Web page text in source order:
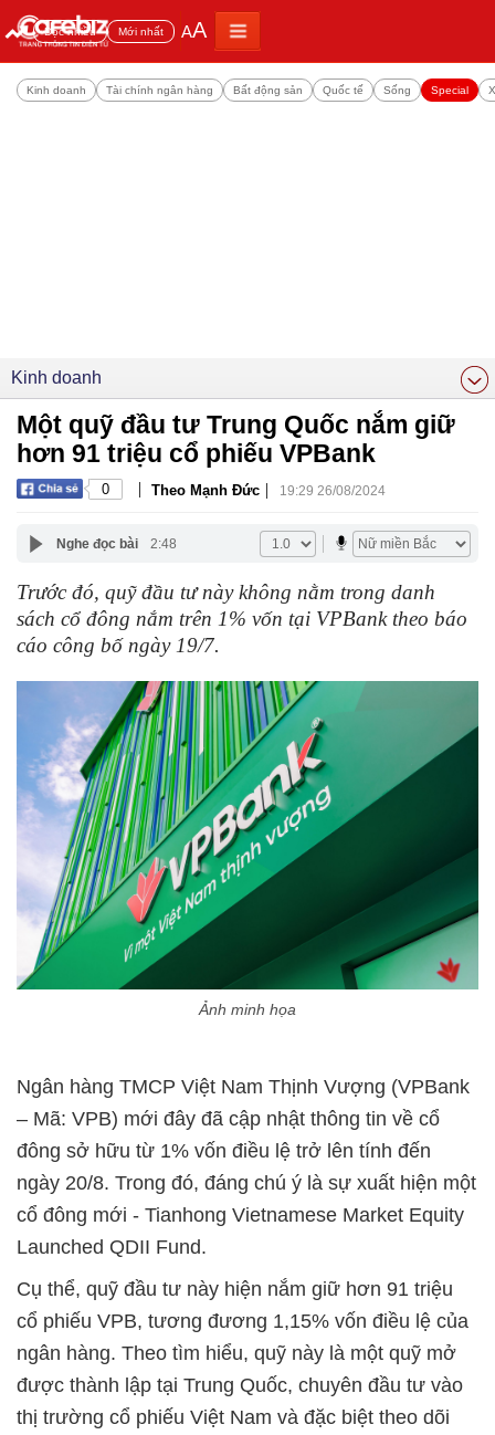
Đọc nhiều Mới nhất AA
Kinh doanh Tài chính ngân hàng Bất động sản Quốc tế Sống Special
Kinh doanh
Một quỹ đầu tư Trung Quốc nắm giữ
hơn 91 triệu cổ phiếu VPBank
0 | Theo Mạnh Đức | 19:29 26/08/2024
Nghe đọc bài 2:48
Trước đó, quỹ đầu tư này không nằm trong danh
sách cổ đông nắm trên 1% vốn tại VPBank theo báo
cáo công bố ngày 19/7.
Ảnh minh họa
Ngân hàng TMCP Việt Nam Thịnh Vượng (VPBank
– Mã: VPB) mới đây đã cập nhật thông tin về cổ
đông sở hữu từ 1% vốn điều lệ trở lên tính đến
ngày 20/8. Trong đó, đáng chú ý là sự xuất hiện một
cổ đông mới - Tianhong Vietnamese Market Equity
Launched QDII Fund.
Cụ thể, quỹ đầu tư này hiện nắm giữ hơn 91 triệu
cổ phiếu VPB, tương đương 1,15% vốn điều lệ của
ngân hàng. Theo tìm hiểu, quỹ này là một quỹ mở
được thành lập tại Trung Quốc, chuyên đầu tư vào
thị trường cổ phiếu Việt Nam và đặc biệt theo dõi